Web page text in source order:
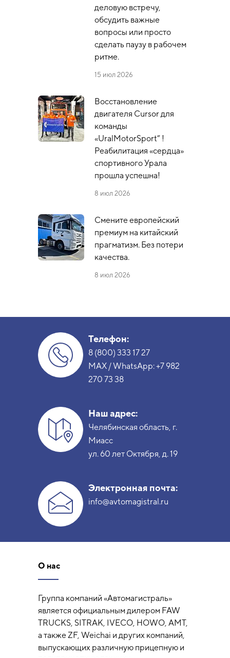
деловую встречу,
обсудить важные
вопросы или просто
сделать паузу в рабочем
ритме.
15 июл 2026
Восстановление
двигателя Cursor для
команды
«UralMotorSport” !
Реабилитация «сердца»
спортивного Урала
прошла успешна!
8 июл 2026
Смените европейский
премиум на китайский
прагматизм. Без потери
качества.
8 июл 2026
Телефон:
8 (800) 333 17 27
MAX / WhatsApp:+7 982
270 73 38
Наш адрес:
Челябинская область, г.
Миасс
ул. 60 лет Октября, д. 19
Электронная почта:
info@avtomagistral.ru
О нас
Группа компаний «Автомагистраль»
является официальным дилером FAW
TRUCKS, SITRAK, IVECO, HOWO, AMT,
а также ZF, Weichai и других компаний,
выпускающих различную прицепную и